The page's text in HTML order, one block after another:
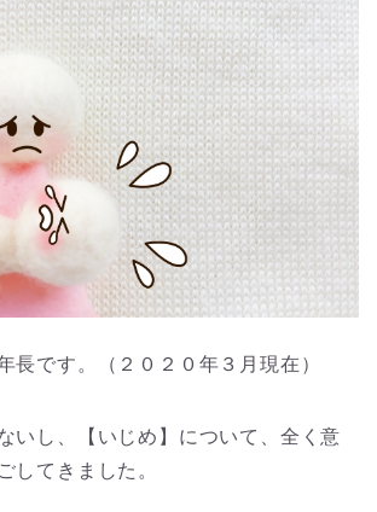
長です。（２０２０年３月現在）
いし、【いじめ】について、全く意
してきました。